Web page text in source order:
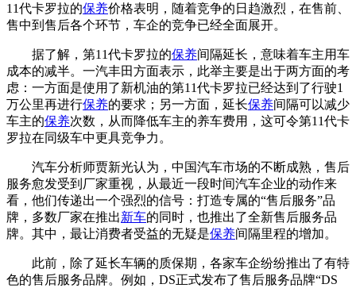
11代卡罗拉的保养价格表明，随着竞争的日趋激烈，在售前、
售中到售后各个环节，车企的竞争已经全面展开。
据了解，第11代卡罗拉的保养间隔延长，意味着车主用车
成本的减半。一汽丰田方面表示，此举主要是出于两方面的考
虑：一方面是使用了新机油的第11代卡罗拉已经达到了行驶1
万公里再进行保养的要求；另一方面，延长保养间隔可以减少
车主的保养次数，从而降低车主的养车费用，这可令第11代卡
罗拉在同级车中更具竞争力。
汽车分析师贾新光认为，中国汽车市场的不断成熟，售后
服务愈发受到厂家重视，从最近一段时间汽车企业的动作来
看，他们传递出一个强烈的信号：打造专属的“售后服务”品
牌，多数厂家在推出新车的同时，也推出了全新售后服务品
牌。其中，最让消费者受益的无疑是保养间隔里程的增加。
此前，除了延长车辆的质保期，各家车企纷纷推出了有特
色的售后服务品牌。例如，DS正式发布了售后服务品牌“DS